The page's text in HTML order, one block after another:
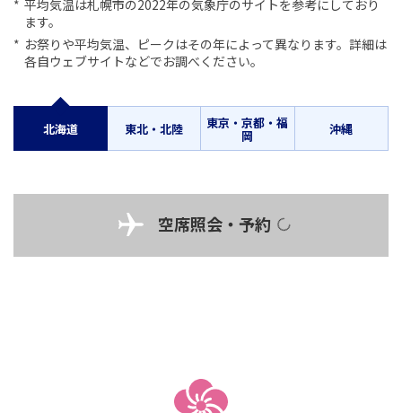
平均気温は札幌市の2022年の気象庁のサイトを参考にしており
ます。
お祭りや平均気温、ピークはその年によって異なります。詳細は
各自ウェブサイトなどでお調べください。
北海道 東北・北陸 東京・京都・福
岡 沖縄
空席照会・予約